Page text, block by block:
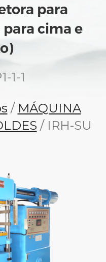
para
para cima e
1-1
/ MÁQUINA
/ IRH-SU